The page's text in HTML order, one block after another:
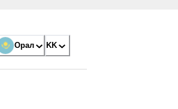
Орал KK